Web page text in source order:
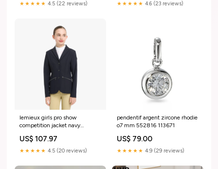
★★★★★ 4.5 (22 reviews) ★★★★★ 4.6 (23 reviews)
lemieux girls pro show
competition jacket navy
US$ 107.97
★★★★★ 4.5 (20 reviews)
pendentif argent zircone rhodie
o7 mm 552816 113671
US$ 79.00
★★★★★ 4.9 (29 reviews)